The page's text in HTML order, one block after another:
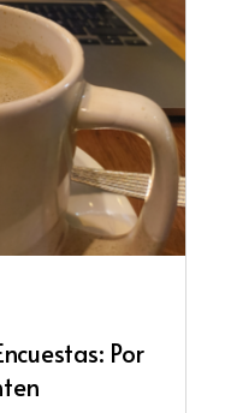
Por